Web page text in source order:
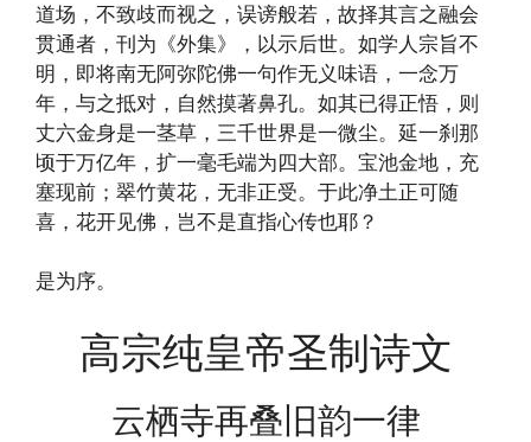
道场，不致歧而视之，误谤般若，故择其言之融会
贯通者，刊为《外集》，以示后世。如学人宗旨不
明，即将南无阿弥陀佛一句作无义味语，一念万
年，与之抵对，自然摸著鼻孔。如其已得正悟，则
丈六金身是一茎草，三千世界是一微尘。延一刹那
顷于万亿年，扩一毫毛端为四大部。宝池金地，充
塞现前；翠竹黄花，无非正受。于此净土正可随
喜，花开见佛，岂不是直指心传也耶？
是为序。
高宗纯皇帝圣制诗文
云栖寺再叠旧韵一律